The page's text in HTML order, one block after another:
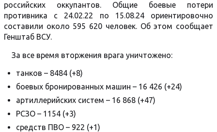
российских оккупантов. Общие боевые потери
противника с 24.02.22 по 15.08.24 ориентировочно
составили около 595 620 человек. Об этом сообщает
Генштаб ВСУ.
За все время вторжения врага уничтожено:
танков – 8484 (+8)
боевых бронированных машин – 16 426 (+24)
артиллерийских систем – 16 868 (+47)
РСЗО – 1154 (+3)
средств ПВО – 922 (+1)